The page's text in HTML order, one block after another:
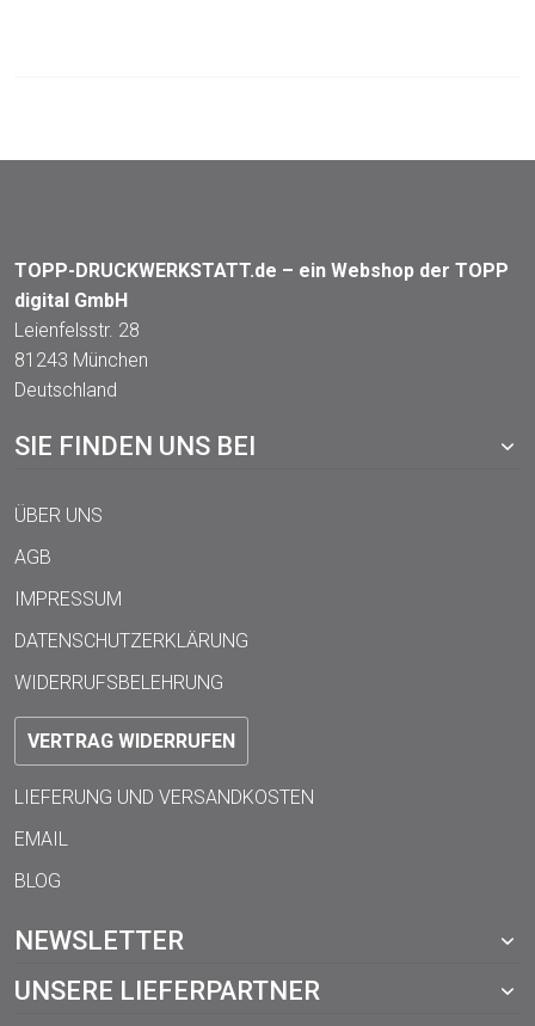
TOPP-DRUCKWERKSTATT.de – ein Webshop der TOPP
digital GmbH
Leienfelsstr. 28
81243 München
Deutschland
SIE FINDEN UNS BEI
ÜBER UNS
AGB
IMPRESSUM
DATENSCHUTZERKLÄRUNG
WIDERRUFSBELEHRUNG
VERTRAG WIDERRUFEN
LIEFERUNG UND VERSANDKOSTEN
EMAIL
BLOG
NEWSLETTER
UNSERE LIEFERPARTNER